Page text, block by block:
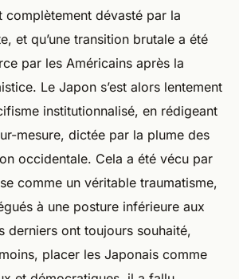
complètement dévasté par la
et qu’une transition brutale a été
par les Américains après la
Le Japon s’est alors lentement
institutionnalisé, en rédigeant
mesure, dictée par la plume des
occidentale. Cela a été vécu par
comme un véritable traumatisme,
à une posture inférieure aux
derniers ont toujours souhaité,
placer les Japonais comme